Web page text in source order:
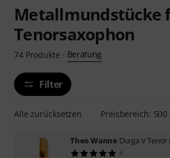
Metallmundstücke
Tenorsaxophon
74 Produkte · Beratung
Filter
Alle zurücksetzen Preisbereich: 500
Theo Wanne Durga V Tenor
4